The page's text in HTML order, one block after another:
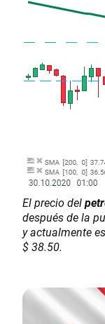
El precio del
después de la
y actualmente
$ 38.50.